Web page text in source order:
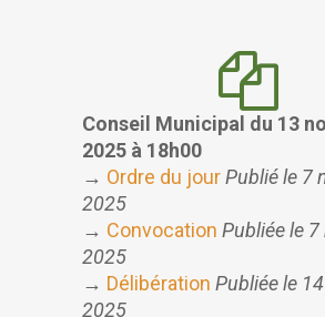
Conseil Municipal du 13
2025 à 18h00
→ Ordre du jourPublié le 7
2025
→ Convocation Publiée le
2025
→ Délibération Publiée le
2025